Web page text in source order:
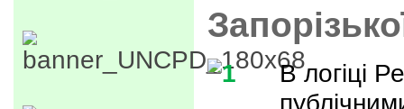
В логіці